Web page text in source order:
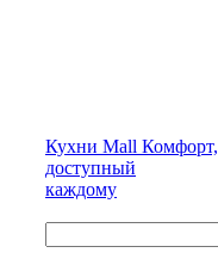
Кухни Mall Комфорт,
доступный
каждому